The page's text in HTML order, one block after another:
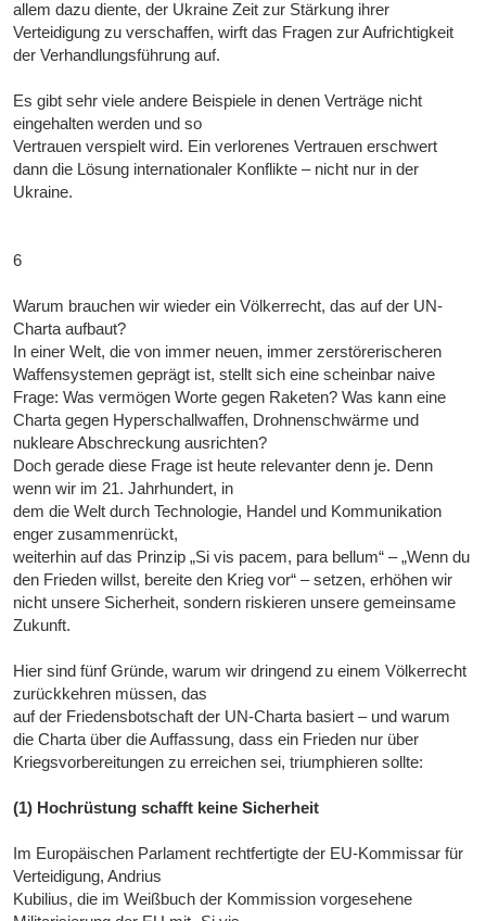
allem dazu diente, der Ukraine Zeit zur Stärkung ihrer
Verteidigung zu verschaffen, wirft das Fragen zur Aufrichtigkeit
der Verhandlungsführung auf.
Es gibt sehr viele andere Beispiele in denen Verträge nicht
eingehalten werden und so
Vertrauen verspielt wird. Ein verlorenes Vertrauen erschwert
dann die Lösung internationaler Konflikte – nicht nur in der
Ukraine.
6
Warum brauchen wir wieder ein Völkerrecht, das auf der UN-
Charta aufbaut?
In einer Welt, die von immer neuen, immer zerstörerischeren
Waffensystemen geprägt ist, stellt sich eine scheinbar naive
Frage: Was vermögen Worte gegen Raketen? Was kann eine
Charta gegen Hyperschallwaffen, Drohnenschwärme und
nukleare Abschreckung ausrichten?
Doch gerade diese Frage ist heute relevanter denn je. Denn
wenn wir im 21. Jahrhundert, in
dem die Welt durch Technologie, Handel und Kommunikation
enger zusammenrückt,
weiterhin auf das Prinzip „Si vis pacem, para bellum“ – „Wenn du
den Frieden willst, bereite den Krieg vor“ – setzen, erhöhen wir
nicht unsere Sicherheit, sondern riskieren unsere gemeinsame
Zukunft.
Hier sind fünf Gründe, warum wir dringend zu einem Völkerrecht
zurückkehren müssen, das
auf der Friedensbotschaft der UN-Charta basiert – und warum
die Charta über die Auffassung, dass ein Frieden nur über
Kriegsvorbereitungen zu erreichen sei, triumphieren sollte:
(1) Hochrüstung schafft keine Sicherheit
Im Europäischen Parlament rechtfertigte der EU-Kommissar für
Verteidigung, Andrius
Kubilius, die im Weißbuch der Kommission vorgesehene